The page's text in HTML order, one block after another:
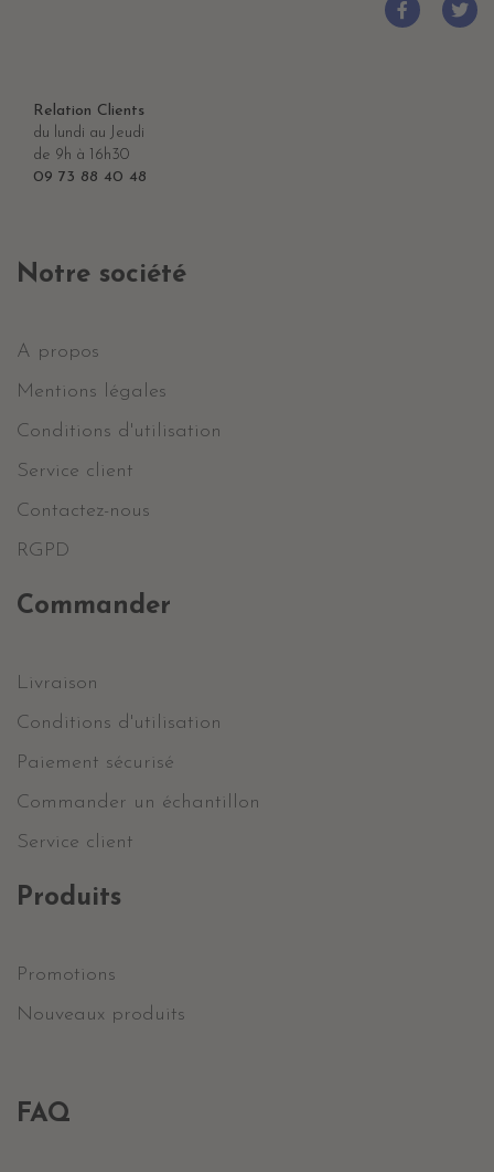
Relation Clients
du lundi au Jeudi
de 9h à 16h30
09 73 88 40 48
Notre société
A propos
Mentions légales
Conditions d'utilisation
Service client
Contactez-nous
RGPD
Commander
Livraison
Conditions d'utilisation
Paiement sécurisé
Commander un échantillon
Service client
Produits
Promotions
Nouveaux produits
FAQ